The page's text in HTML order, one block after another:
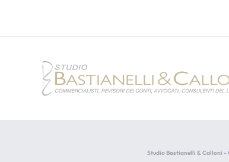
Studio Bastianelli & Calloni